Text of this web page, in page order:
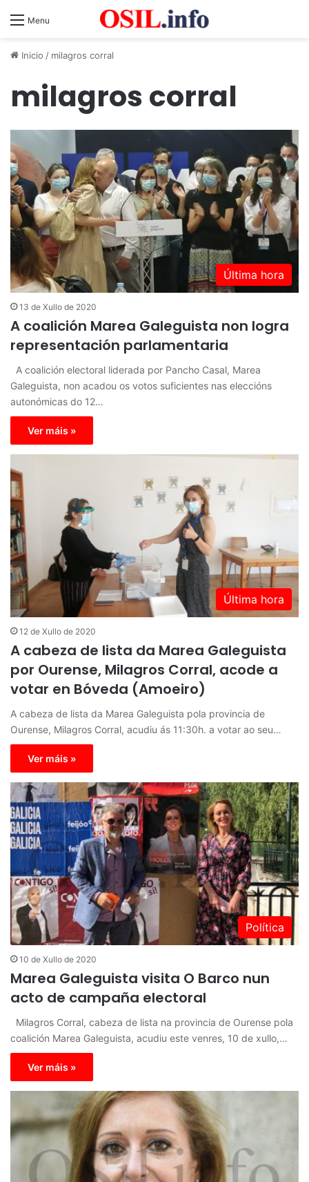
Menu
Inicio / milagros corral
milagros corral
Última hora
13 de Xullo de 2020
A coalición Marea Galeguista non logra
representación parlamentaria
A coalición electoral liderada por Pancho Casal, Marea
Galeguista, non acadou os votos suficientes nas eleccións
autonómicas do 12…
Ver máis »
Última hora
12 de Xullo de 2020
A cabeza de lista da Marea Galeguista
por Ourense, Milagros Corral, acode a
votar en Bóveda (Amoeiro)
A cabeza de lista da Marea Galeguista pola provincia de
Ourense, Milagros Corral, acudiu ás 11:30h. a votar ao seu…
Ver máis »
Política
10 de Xullo de 2020
Marea Galeguista visita O Barco nun
acto de campaña electoral
Milagros Corral, cabeza de lista na provincia de Ourense pola
coalición Marea Galeguista, acudiu este venres, 10 de xullo,…
Ver máis »